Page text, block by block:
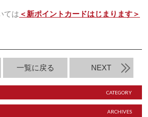
ては ＜新ポイントカードはじまります＞
一覧に戻る NEXT
CATEGORY
ARCHIVES